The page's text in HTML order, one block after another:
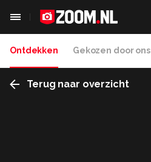
Ontdekken Gekozen door ons
Terug naar overzicht